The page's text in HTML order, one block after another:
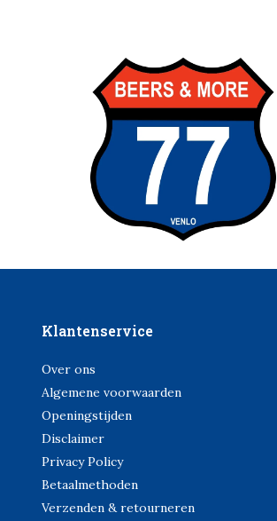
Klantenservice
Over ons
Algemene voorwaarden
Openingstijden
Disclaimer
Privacy Policy
Betaalmethoden
Verzenden & retourneren